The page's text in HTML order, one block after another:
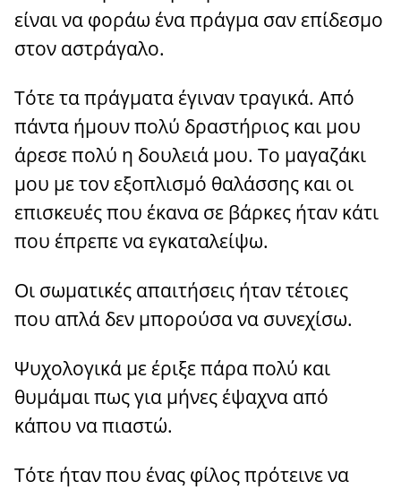
είναι να φοράω ένα πράγμα σαν επίδεσμο
στον αστράγαλο.
Τότε τα πράγματα έγιναν τραγικά. Από
πάντα ήμουν πολύ δραστήριος και μου
άρεσε πολύ η δουλειά μου. Το μαγαζάκι
μου με τον εξοπλισμό θαλάσσης και οι
επισκευές που έκανα σε βάρκες ήταν κάτι
που έπρεπε να εγκαταλείψω.
Οι σωματικές απαιτήσεις ήταν τέτοιες
που απλά δεν μπορούσα να συνεχίσω.
Ψυχολογικά με έριξε πάρα πολύ και
θυμάμαι πως για μήνες έψαχνα από
κάπου να πιαστώ.
Τότε ήταν που ένας φίλος πρότεινε να